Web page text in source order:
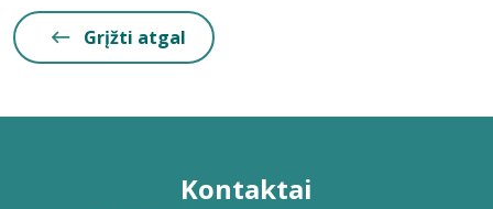
Grįžti atgal
Kontaktai